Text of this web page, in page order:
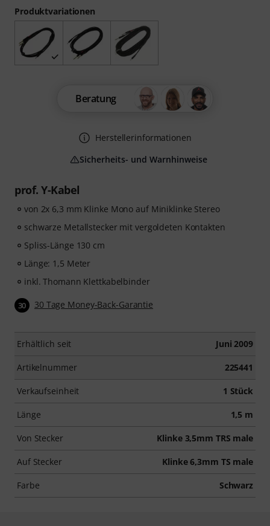
prof. Y-Kabel
von 2x 6,3 mm Klinke Mono auf Miniklinke Stereo
schwarze Metallstecker mit vergoldeten Kontakten
Spliss-Länge 130 cm
Länge: 1,5 Meter
inkl. Thomann Klettkabelbinder
30 30 Tage Money-Back-Garantie
Erhältlich seit Juni 2009
Artikelnummer 225441
Verkaufseinheit 1 Stück
Länge 1,5 m
Von Stecker Klinke 3,5mm TRS male
Auf Stecker Klinke 6,3mm TS male
Farbe Schwarz
Produktvariationen
Beratung
Herstellerinformationen
Sicherheits- und Warnhinweise